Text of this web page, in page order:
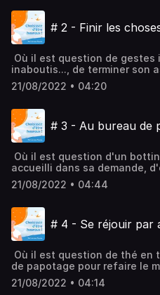
Audiomeans. Visitez
confidentialite pour plus
# 2 - Finir les
Où il est question de gestes
inaboutis..., de terminer son
phrase, d'aller au bout de ses
Audiomeans. Visitez
21/08/2022 • 04:20
# 3 - Au bureau de
Où il est question d'un
accueilli dans sa demande,
donner et de recevoir,
d'essayer de trouver une
confidentialite pour plus
21/08/2022 • 04:44
# 4 - Se réjouir par
Où il est question de thé en
de papotage pour refaire le
précieux juste avant d'ouvrir
attendiez... Hébergé par
21/08/2022 • 04:14